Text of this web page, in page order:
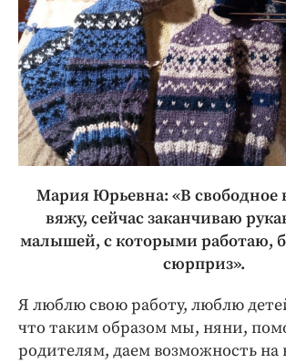
Мария Юрьевна: «В свободное
вяжу, сейчас заканчиваю
малышей, с которыми работаю,
сюрприз».
Я люблю свою работу, люблю
что таким образом мы, няни,
родителям, даем возможность на